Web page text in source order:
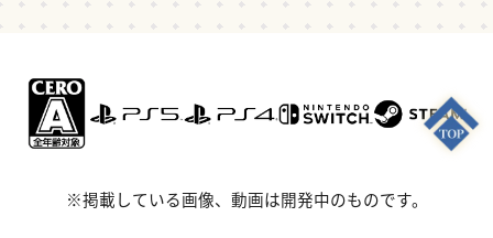
※掲載している画像、動画は開発中のものです。